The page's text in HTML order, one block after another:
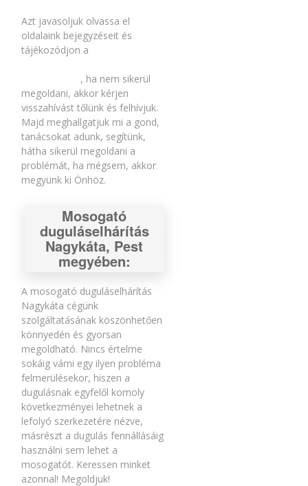
Azt javasoljuk olvassa el
oldalaink bejegyzéseit és
tájékozódjon a
, ha nem sikerül
megoldani, akkor kérjen
visszahívást tőlünk és felhívjuk.
Majd meghallgatjuk mi a gond,
tanácsokat adunk, segítünk,
hátha sikerül megoldani a
problémát, ha mégsem, akkor
megyünk ki Önhöz.
Mosogató
duguláselhárítás
Nagykáta, Pest
megyében:
A mosogató duguláselhárítás
Nagykáta cégünk
szolgáltatásának köszönhetően
könnyedén és gyorsan
megoldható. Nincs értelme
sokáig várni egy ilyen probléma
felmerülésekor, hiszen a
dugulásnak egyfelől komoly
következményei lehetnek a
lefolyó szerkezetére nézve,
másrészt a dugulás fennállásáig
használni sem lehet a
mosogatót. Keressen minket
azonnal! Megoldjuk!